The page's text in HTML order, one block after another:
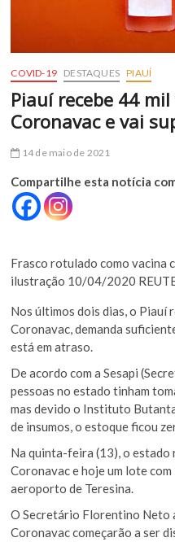
COVID-19 DESTAQUES PIAUÍ
Piauí recebe 44
Coronavac e vai
14 de maio de 2021
Compartilhe esta notícia
Frasco rotulado como vacina
ilustração 10/04/2020
Nos últimos dois dias, o Piauí
Coronavac, demanda
está em atraso.
De acordo com a Sesapi
pessoas no estado tinham
mas devido o Instituto
de insumos, o estoque ficou
Na quinta-feira (13), o estado
Coronavac e hoje um lote
aeroporto de Teresina.
O Secretário Florentino Neto
Coronavac começarão a ser